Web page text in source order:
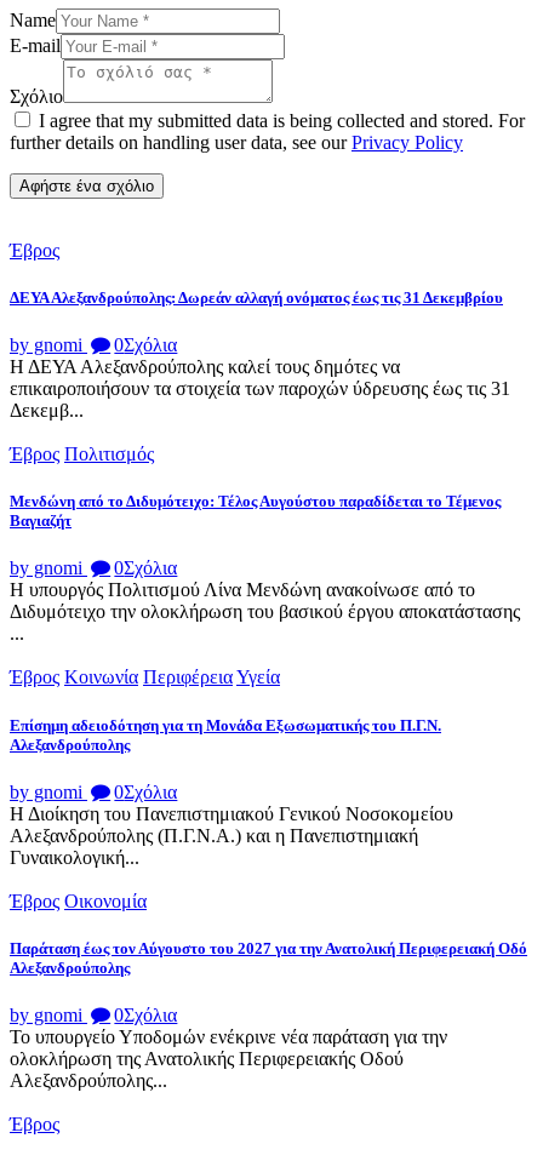
Name
E-mail
Σχόλιο
I agree that my submitted data is being collected and stored. For
further details on handling user data, see ourPrivacy Policy
Έβρος
ΔΕΥΑ Αλεξανδρούπολης: Δωρεάν αλλαγή ονόματος έως τις 31 Δεκεμβρίου
by gnomi 0Σχόλια
Η ΔΕΥΑ Αλεξανδρούπολης καλεί τους δημότες να
επικαιροποιήσουν τα στοιχεία των παροχών ύδρευσης έως τις 31
Δεκεμβ...
Έβρος Πολιτισμός
Μενδώνη από το Διδυμότειχο: Τέλος Αυγούστου παραδίδεται το Τέμενος
Βαγιαζήτ
by gnomi 0Σχόλια
Η υπουργός Πολιτισμού Λίνα Μενδώνη ανακοίνωσε από το
Διδυμότειχο την ολοκλήρωση του βασικού έργου αποκατάστασης
...
Έβρος Κοινωνία ΠεριφέρειαΥγεία
Επίσημη αδειοδότηση για τη Μονάδα Εξωσωματικής του Π.Γ.Ν.
Αλεξανδρούπολης
by gnomi 0Σχόλια
Η Διοίκηση του Πανεπιστημιακού Γενικού Νοσοκομείου
Αλεξανδρούπολης (Π.Γ.Ν.Α.) και η Πανεπιστημιακή
Γυναικολογική...
Έβρος Οικονομία
Παράταση έως τον Αύγουστο του 2027 για την Ανατολική Περιφερειακή Οδό
Αλεξανδρούπολης
by gnomi 0Σχόλια
Το υπουργείο Υποδομών ενέκρινε νέα παράταση για την
ολοκλήρωση της Ανατολικής Περιφερειακής Οδού
Αλεξανδρούπολης...
Έβρος